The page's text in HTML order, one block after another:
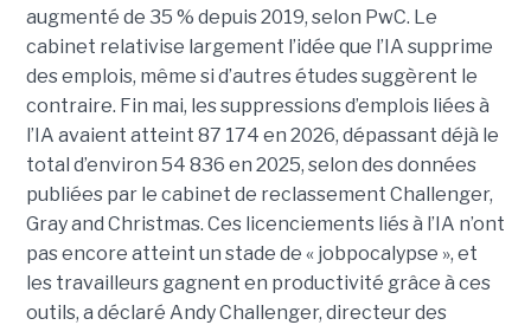
augmenté de 35 % depuis 2019, selon PwC. Le
cabinet relativise largement l’idée que l’IA supprime
des emplois, même si d’autres études suggèrent le
contraire. Fin mai, les suppressions d’emplois liées à
l’IA avaient atteint 87 174 en 2026, dépassant déjà le
total d’environ 54 836 en 2025, selon des données
publiées par le cabinet de reclassement Challenger,
Gray and Christmas. Ces licenciements liés à l’IA n’ont
pas encore atteint un stade de « jobpocalypse », et
les travailleurs gagnent en productivité grâce à ces
outils, a déclaré Andy Challenger, directeur des